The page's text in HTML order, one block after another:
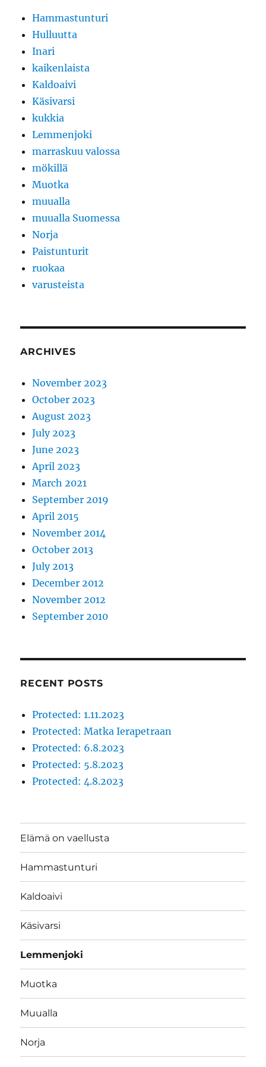
Hammastunturi
Hulluutta
Inari
kaikenlaista
Kaldoaivi
Käsivarsi
kukkia
Lemmenjoki
marraskuu valossa
mökillä
Muotka
muualla
muualla Suomessa
Norja
Paistunturit
ruokaa
varusteista
ARCHIVES
November 2023
October 2023
August 2023
July 2023
June 2023
April 2023
March 2021
September 2019
April 2015
November 2014
October 2013
July 2013
December 2012
November 2012
September 2010
RECENT POSTS
Protected: 1.11.2023
Protected: Matka Ierapetraan
Protected: 6.8.2023
Protected: 5.8.2023
Protected: 4.8.2023
Elämä on vaellusta
Hammastunturi
Kaldoaivi
Käsivarsi
Lemmenjoki
Muotka
Muualla
Norja